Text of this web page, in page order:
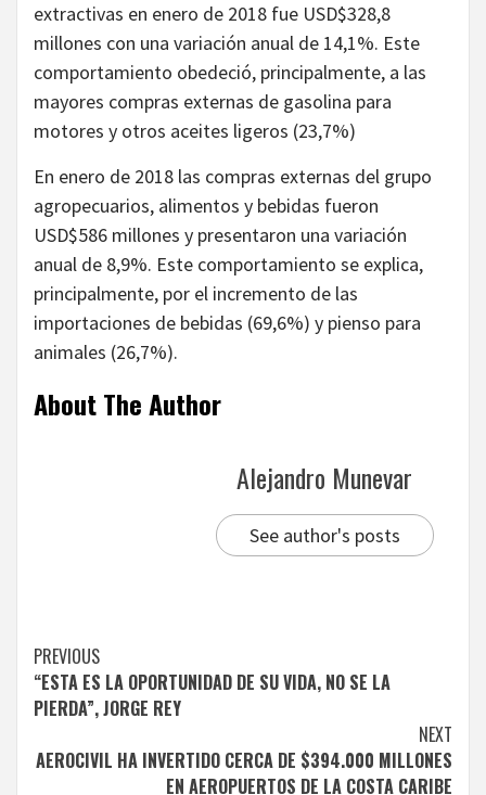
extractivas en enero de 2018 fue USD$328,8
millones con una variación anual de 14,1%. Este
comportamiento obedeció, principalmente, a las
mayores compras externas de gasolina para
motores y otros aceites ligeros (23,7%)
En enero de 2018 las compras externas del grupo
agropecuarios, alimentos y bebidas fueron
USD$586 millones y presentaron una variación
anual de 8,9%. Este comportamiento se explica,
principalmente, por el incremento de las
importaciones de bebidas (69,6%) y pienso para
animales (26,7%).
About The Author
Alejandro Munevar
See author's posts
Continue
Reading
PREVIOUS
“ESTA ES LA OPORTUNIDAD DE SU VIDA, NO SE LA
PIERDA”, JORGE REY
NEXT
AEROCIVIL HA INVERTIDO CERCA DE $394.000 MILLONES
EN AEROPUERTOS DE LA COSTA CARIBE